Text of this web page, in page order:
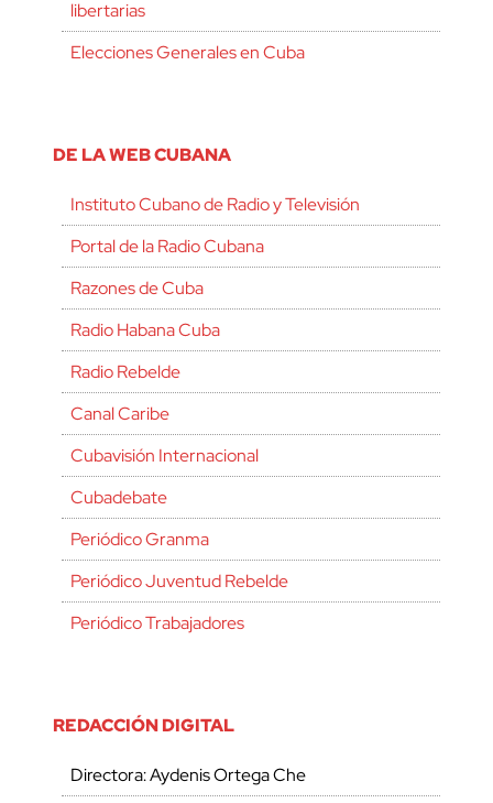
libertarias
Elecciones Generales en Cuba
DE LA WEB CUBANA
Instituto Cubano de Radio y Televisión
Portal de la Radio Cubana
Razones de Cuba
Radio Habana Cuba
Radio Rebelde
Canal Caribe
Cubavisión Internacional
Cubadebate
Periódico Granma
Periódico Juventud Rebelde
Periódico Trabajadores
REDACCIÓN DIGITAL
Directora: Aydenis Ortega Che